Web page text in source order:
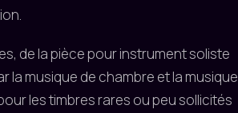
de la pièce pour instrument soliste
la musique de chambre et la musique
les timbres rares ou peu sollicités